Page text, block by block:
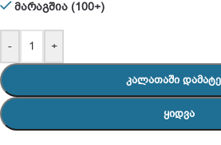
მარაგშია (100+)
- +
ᲙᲐᲚᲐᲗᲐᲨᲘ
ᲧᲘᲓᲕᲐ